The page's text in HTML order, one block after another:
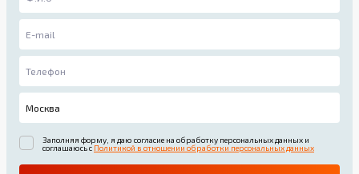
Заполняя форму, я даю согласие на обработку персональных данных и
соглашаюсь с Политикой в отношении обработки персональных данных